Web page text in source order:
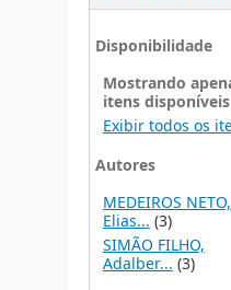
Disponibilidade
Mostrando
itens disponíveis
Exibir todos os
Autores
MEDEIROS NETO,
Elias...(3)
SIMÃO FILHO,
Adalber... (3)